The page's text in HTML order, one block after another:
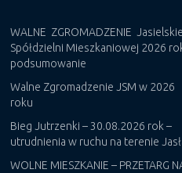
WALNE ZGROMADZENIE
Spółdzielni Mieszkaniowej 2026
podsumowanie
Walne Zgromadzenie JSM w 2026
roku
Bieg Jutrzenki – 30.08.2026 rok –
utrudnienia w ruchu na terenie
WOLNE MIESZKANIE – PRZETARG